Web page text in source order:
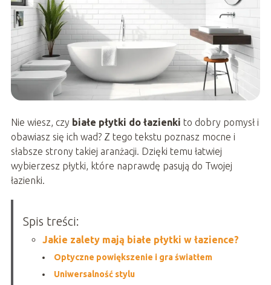
Nie wiesz, czy białe płytki do łazienki to dobry pomysł i
obawiasz się ich wad? Z tego tekstu poznasz mocne i
słabsze strony takiej aranżacji. Dzięki temu łatwiej
wybierzesz płytki, które naprawdę pasują do Twojej
łazienki.
Spis treści:
Jakie zalety mają białe płytki w łazience?
Optyczne powiększenie i gra światłem
Uniwersalność stylu